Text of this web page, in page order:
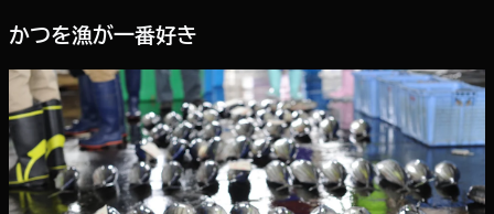
かつを漁が一番好き